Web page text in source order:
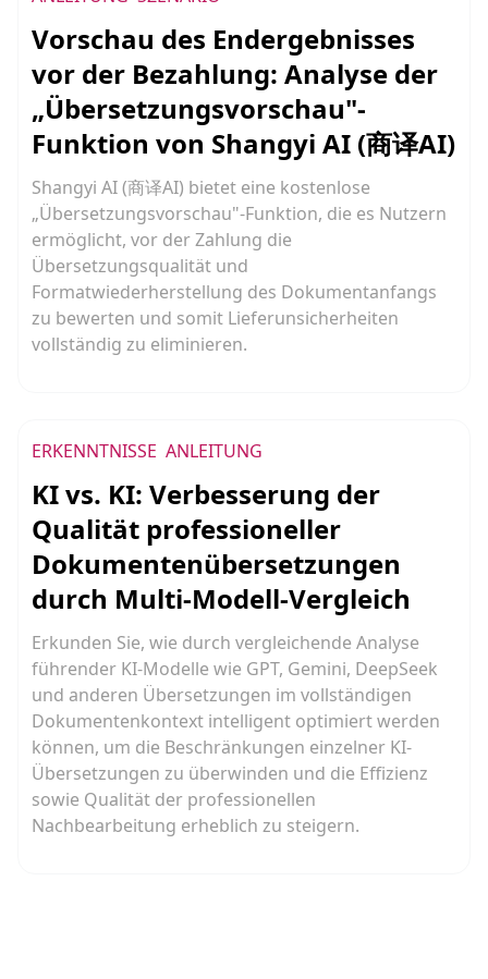
Vorschau des Endergebnisses
vor der Bezahlung: Analyse der
„Übersetzungsvorschau"-
Funktion von Shangyi AI (商译AI)
Shangyi AI (商译AI) bietet eine kostenlose
„Übersetzungsvorschau"-Funktion, die es Nutzern
ermöglicht, vor der Zahlung die
Übersetzungsqualität und
Formatwiederherstellung des Dokumentanfangs
zu bewerten und somit Lieferunsicherheiten
vollständig zu eliminieren.
ERKENNTNISSE ANLEITUNG
KI vs. KI: Verbesserung der
Qualität professioneller
Dokumentenübersetzungen
durch Multi-Modell-Vergleich
Erkunden Sie, wie durch vergleichende Analyse
führender KI-Modelle wie GPT, Gemini, DeepSeek
und anderen Übersetzungen im vollständigen
Dokumentenkontext intelligent optimiert werden
können, um die Beschränkungen einzelner KI-
Übersetzungen zu überwinden und die Effizienz
sowie Qualität der professionellen
Nachbearbeitung erheblich zu steigern.